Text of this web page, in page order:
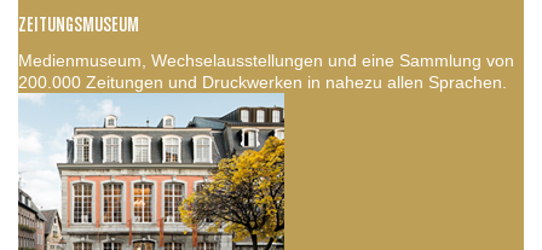
ZEITUNGSMUSEUM
Medienmuseum, Wechselausstellungen und eine Sammlung von
200.000 Zeitungen und Druckwerken in nahezu allen Sprachen.